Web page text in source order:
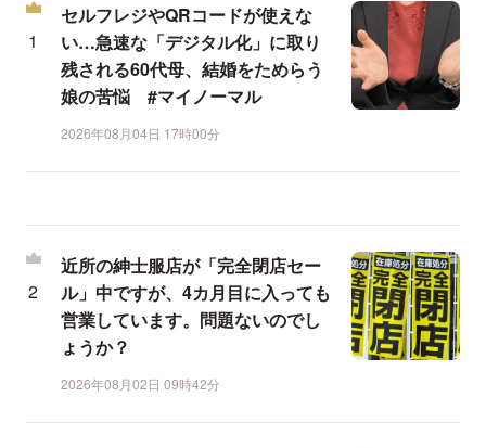
セルフレジやQRコードが使えな
い…急速な「デジタル化」に取り
残される60代母、結婚をためらう
娘の苦悩 #マイノーマル
2026年08月04日 17時00分
近所の紳士服店が「完全閉店セー
ル」中ですが、4カ月目に入っても
営業しています。問題ないのでし
ょうか？
2026年08月02日 09時42分